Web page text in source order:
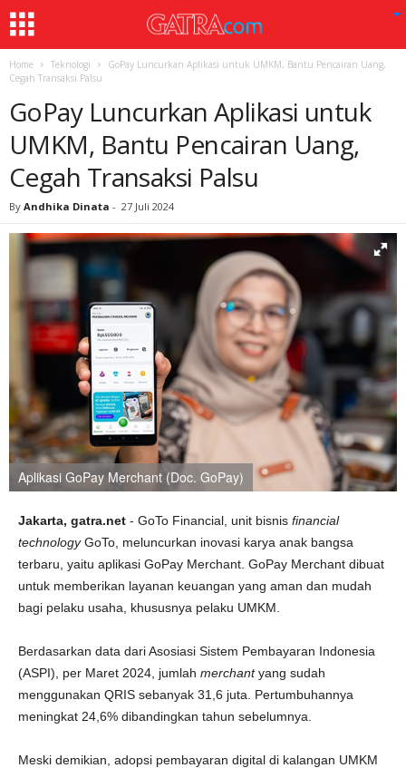
Home Teknologi
GoPay Luncurkan Aplikasi untuk UMKM, Bantu Pencairan Uang,
Cegah Transaksi Palsu
GoPay Luncurkan Aplikasi untuk
UMKM, Bantu Pencairan Uang,
Cegah Transaksi Palsu
By Andhika Dinata - 27 Juli 2024
Aplikasi GoPay Merchant (Doc. GoPay)
Jakarta, gatra.net - GoTo Financial, unit bisnis financial
technologyGoTo, meluncurkan inovasi karya anak bangsa
terbaru, yaitu aplikasi GoPay Merchant. GoPay Merchant dibuat
untuk memberikan layanan keuangan yang aman dan mudah
bagi pelaku usaha, khususnya pelaku UMKM.
Berdasarkan data dari Asosiasi Sistem Pembayaran Indonesia
(ASPI), per Maret 2024, jumlah merchantyang sudah
menggunakan QRIS sebanyak 31,6 juta. Pertumbuhannya
meningkat 24,6% dibandingkan tahun sebelumnya.
Meski demikian, adopsi pembayaran digital di kalangan UMKM